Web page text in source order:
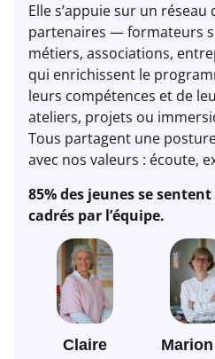
Elle s’appuie sur un
partenaires — formateurs
métiers, associations,
qui enrichissent le
leurs compétences et de
ateliers, projets ou
Tous partagent une
avec nos valeurs : écoute,
85% des jeunes se
cadrés par l’équipe.
Claire